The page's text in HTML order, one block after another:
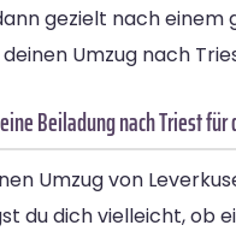
gezielt nach einem
Umzug nach
Beiladung nach Triest für
Umzug von
du dich vielleicht, ob